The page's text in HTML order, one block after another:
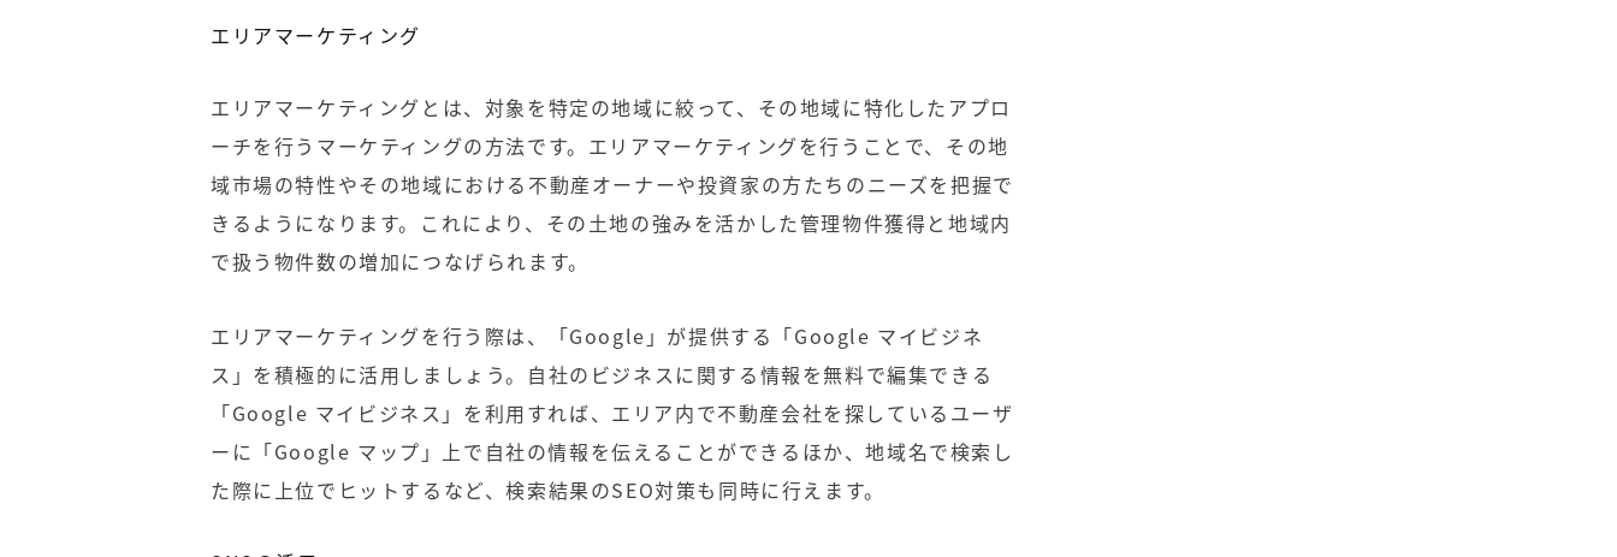
エリアマーケティング
エリアマーケティングとは、対象を特定の地域に絞って、その地域に特化したアプロ
ーチを行うマーケティングの方法です。エリアマーケティングを行うことで、その地
域市場の特性やその地域における不動産オーナーや投資家の方たちのニーズを把握で
きるようになります。これにより、その土地の強みを活かした管理物件獲得と地域内
で扱う物件数の増加につなげられます。
エリアマーケティングを行う際は、「Google」が提供する「Google マイビジネ
ス」を積極的に活用しましょう。自社のビジネスに関する情報を無料で編集できる
「Google マイビジネス」を利用すれば、エリア内で不動産会社を探しているユーザ
ーに「Google マップ」上で自社の情報を伝えることができるほか、地域名で検索し
た際に上位でヒットするなど、検索結果のSEO対策も同時に行えます。